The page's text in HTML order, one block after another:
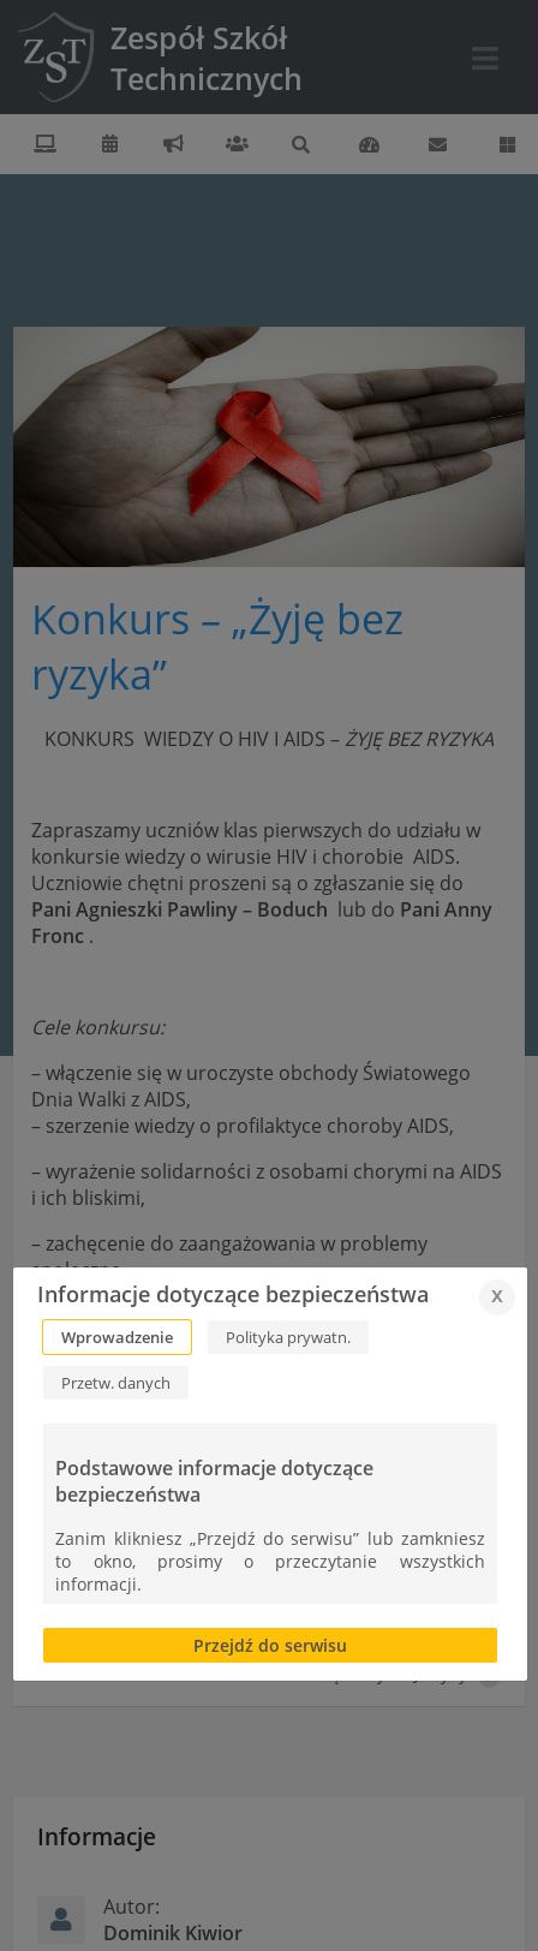
Zespół Szkół
Technicznych
Konkurs – „Żyję bez
ryzyka”
KONKURS WIEDZY O HIV I AIDS – ŻYJĘ BEZ RYZYKA
Zapraszamy uczniów klas pierwszych do udziału w
konkursie wiedzy o wirusie HIV i chorobie AIDS.
Uczniowie chętni proszeni są o zgłaszanie się do
Pani Agnieszki Pawliny – Boduch lub do Pani Anny
Fronc .
Cele konkursu:
– włączenie się w uroczyste obchody Światowego
Dnia Walki z AIDS,
– szerzenie wiedzy o profilaktyce choroby AIDS,
– wyrażenie solidarności z osobami chorymi na AIDS
i ich bliskimi,
– zachęcenie do zaangażowania w problemy
społeczne.
Termin:12 grudnia 2018, 6 godzina lekcyjna ( aula
szkolna ).
Dla zwycięzców ( 1, 2, 3 miejsce ) organizatorzy
przewidują nagrody i dyplomy.
Kampania „Biała Wstążka”
Informacje
Autor:
Dominik Kiwior
Informacje dotyczące bezpieczeństwa x
Wprowadzenie Polityka prywatn.
Przetw. danych
Podstawowe informacje dotyczące
bezpieczeństwa
Zanim klikniesz „Przejdź do serwisu” lub zamkniesz
to okno, prosimy o przeczytanie wszystkich
informacji.
Brak zgody bądź ograniczenie funkcjonalności plików
cookies lub local storage, może utrudnić lub
uniemożliwić korzystanie z Serwisu.
Przejdź do serwisu